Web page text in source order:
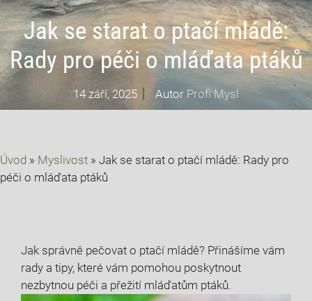
Jak se starat o ptačí mládě:
Rady pro péči o mláďata ptáků
14 září, 2025 Autor Profi Mysl
Úvod » Myslivost » Jak se starat o ptačí mládě: Rady pro
péči o mláďata ptáků
Jak správně pečovat o ptačí mládě? Přinášíme vám
rady a tipy, které vám pomohou poskytnout
nezbytnou péči a přežití mláďatům ptáků.